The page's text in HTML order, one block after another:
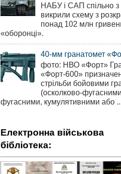
НАБУ і САП спільно
викрили схему з
понад 102 млн
«оборонці».
40-мм гранатомет
фото: НВО «Форт»
«Форт-600»
стрільби бойовими
(осколково-
фугасними, кумулятивними або
Електронна військова
бібліотека: